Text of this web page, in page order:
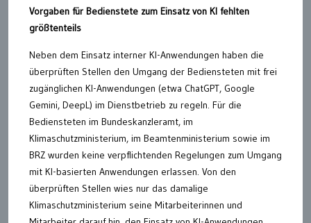
Vorgaben für Bedienstete zum Einsatz von KI fehlten
größtenteils
Neben dem Einsatz interner KI-Anwendungen haben die
überprüften Stellen den Umgang der Bediensteten mit frei
zugänglichen KI-Anwendungen (etwa ChatGPT, Google
Gemini, DeepL) im Dienstbetrieb zu regeln. Für die
Bediensteten im Bundeskanzleramt, im
Klimaschutzministerium, im Beamtenministerium sowie im
BRZ wurden keine verpflichtenden Regelungen zum Umgang
mit KI-basierten Anwendungen erlassen. Von den
überprüften Stellen wies nur das damalige
Klimaschutzministerium seine Mitarbeiterinnen und